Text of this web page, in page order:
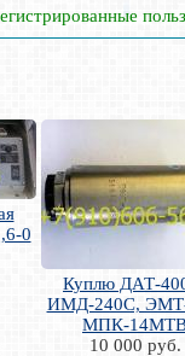
0
Куплю ДАТ-
ИМД-240С,
МПК-
10 000 руб.